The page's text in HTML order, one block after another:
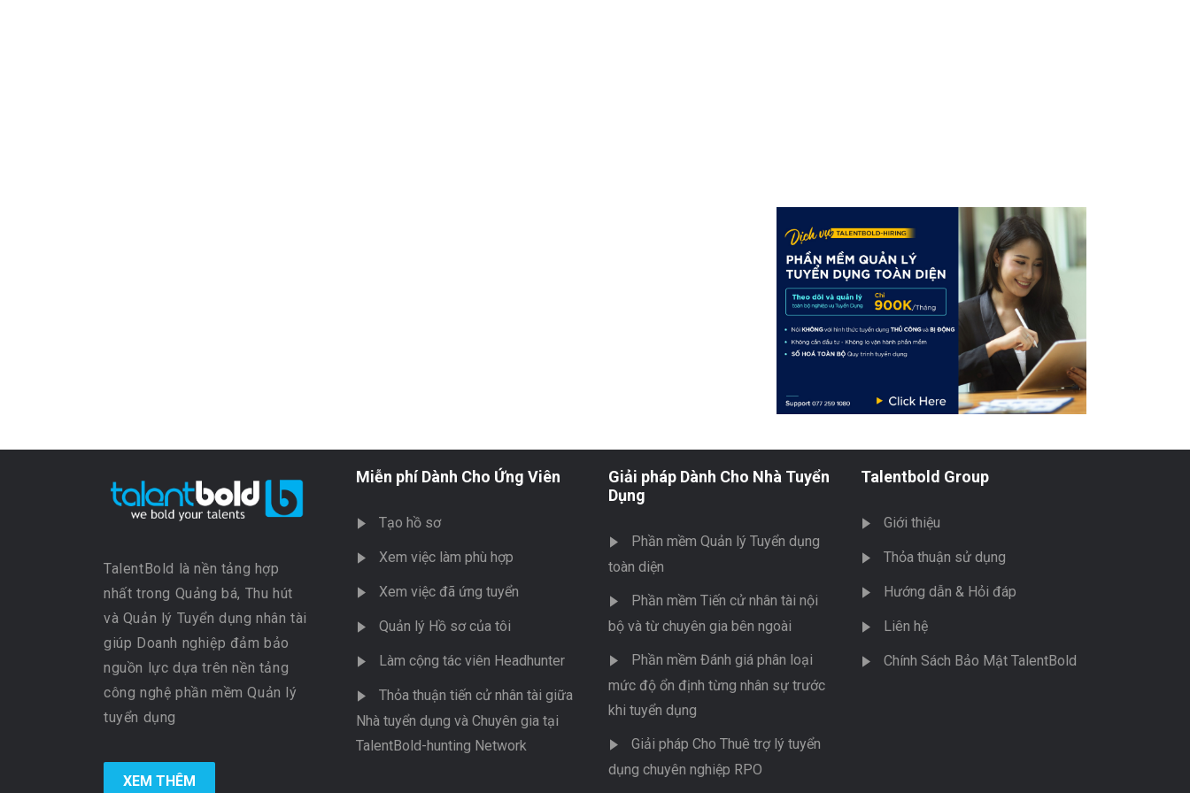
TalentBold là nền tảng hợp
nhất trong Quảng bá, Thu hút
và Quản lý Tuyển dụng nhân tài
giúp Doanh nghiệp đảm bảo
nguồn lực dựa trên nền tảng
công nghệ phần mềm Quản lý
tuyển dụng
XEM THÊM
Miễn phí Dành Cho Ứng Viên
Tạo hồ sơ
Xem việc làm phù hợp
Xem việc đã ứng tuyển
Quản lý Hồ sơ của tôi
Làm cộng tác viên Headhunter
Thỏa thuận tiến cử nhân tài giữa
Nhà tuyển dụng và Chuyên gia tại
TalentBold-hunting Network
Giải pháp Dành Cho Nhà Tuyển
Dụng
Phần mềm Quản lý Tuyển dụng
toàn diện
Phần mềm Tiến cử nhân tài nội
bộ và từ chuyên gia bên ngoài
Phần mềm Đánh giá phân loại
mức độ ổn định từng nhân sự trước
khi tuyển dụng
Giải pháp Cho Thuê trợ lý tuyển
dụng chuyên nghiệp RPO
Talentbold Group
Giới thiệu
Thỏa thuận sử dụng
Hướng dẫn & Hỏi đáp
Liên hệ
Chính Sách Bảo Mật TalentBold